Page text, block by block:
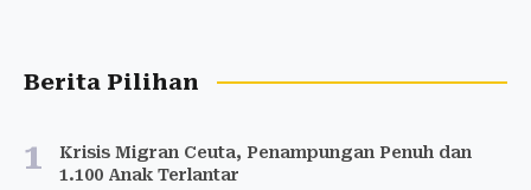
Berita Pilihan
1
Krisis Migran Ceuta, Penampungan Penuh dan
1.100 Anak Terlantar